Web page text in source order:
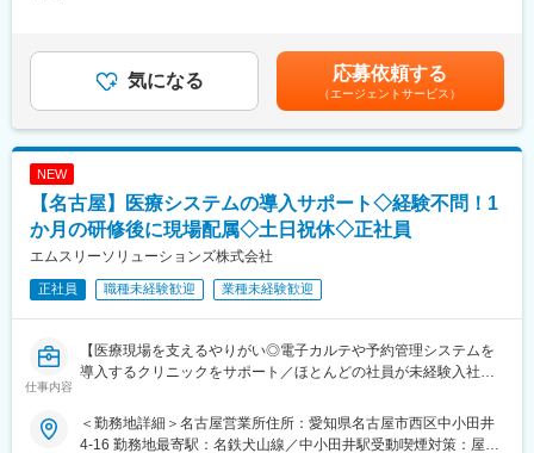
・新入社員研修、階層別研修、職種別研修など豊富なプログラム
を揃え、社員それぞれのキャリア・スキルに合わせた成長・スキ
ルアップを、会社として全面的にバックアップしています。
変更の範囲：会社の定める業務
み営業などはありません。顧客の課題のヒアリング、ご提案から
導入までを担当し、アフターフォローは別職種の担当が行いま
・顧客：開業医、調剤薬局（顧客の属性：医者・薬剤師）※40～
50社を担当
・価格帯：平均200～300万円
■仕事の流れ：
ったあと）
医療機器やMRと異なり、ドクターが知らない電子カルテ、レセプ
ターの販売をしており、ドクターに情報を提供することが多いで
与：年1回（7月）・昇給：ミッショングレード制度による変更あ
り賃金はあくまでも目安の金額であり、選考を通じて上下する可
能性があります。月給(月額)は固定手当を含めた表記です。
気になる 応募依頼する
（エージェントサービス）
NEW
【名古屋】医療システムの導入サポート◇経験不問！1
か月の研修後に現場配属◇土日祝休◇正社員
エムスリーソリューションズ株式会社
正社員 職種未経験歓迎 業種未経験歓迎
仕事内容
【医療現場を支えるやりがい◎電子カルテや予約管理システムを
導入するクリニックをサポート／ほとんどの社員が未経験入社】
■職務内容：
当社製品である、電子カルテや予約管理システムの導入支援をお
＜勤務地詳細＞名古屋営業所住所：愛知県名古屋市西区中小田井
4-16 勤務地最寄駅：名鉄犬山線／中小田井駅受動喫煙対策：屋内